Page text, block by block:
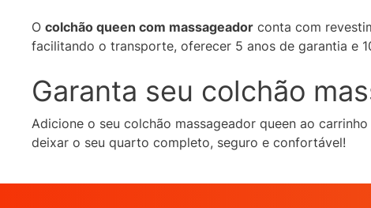
O colchão queen com massageador conta com
facilitando o transporte, oferecer 5 anos de garantia e
Garanta seu colchão
Adicione o seu colchão massageador queen ao
deixar o seu quarto completo, seguro e confortável!